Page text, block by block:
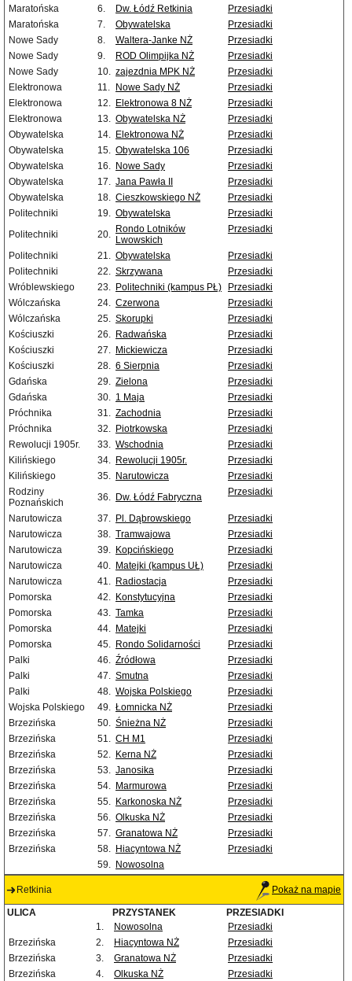
Maratońska
6. Dw. Łódź Retkinia
Przesiadki
Maratońska
7. Obywatelska
Przesiadki
Nowe Sady
8. Waltera-Janke NŻ
Przesiadki
Nowe Sady
9. ROD Olimpijka NŻ
Przesiadki
Nowe Sady
10. zajezdnia MPK NŻ
Przesiadki
Elektronowa
11. Nowe Sady NŻ
Przesiadki
Elektronowa
12. Elektronowa 8 NŻ
Przesiadki
Elektronowa
13. Obywatelska NŻ
Przesiadki
Obywatelska
14. Elektronowa NŻ
Przesiadki
Obywatelska
15. Obywatelska 106
Przesiadki
Obywatelska
16. Nowe Sady
Przesiadki
Obywatelska
17. Jana Pawła II
Przesiadki
Obywatelska
18. Cieszkowskiego NŻ
Przesiadki
Politechniki
19. Obywatelska
Przesiadki
Politechniki
20. Rondo Lotników
Lwowskich
Przesiadki
Politechniki 21. Obywatelska
Przesiadki
Politechniki
22. Skrzywana
Przesiadki
Wróblewskiego
23. Politechniki (kampus PŁ)
Przesiadki
Wólczańska
24. Czerwona
Przesiadki
Wólczańska
25. Skorupki
Przesiadki
Kościuszki
26. Radwańska
Przesiadki
Kościuszki
27. Mickiewicza
Przesiadki
Kościuszki
28. 6 Sierpnia
Przesiadki
Gdańska
29. Zielona
Przesiadki
Gdańska
30. 1 Maja
Przesiadki
Próchnika
31. Zachodnia
Przesiadki
Próchnika
32. Piotrkowska
Przesiadki
Rewolucji 1905r.
33. Wschodnia
Przesiadki
Kilińskiego
34. Rewolucji 1905r.
Przesiadki
Kilińskiego
35. Narutowicza
Przesiadki
Rodziny
Poznańskich
36. Dw. Łódź Fabryczna Przesiadki
Narutowicza 37. Pl. Dąbrowskiego
Przesiadki
Narutowicza
38. Tramwajowa
Przesiadki
Narutowicza
39. Kopcińskiego
Przesiadki
Narutowicza
40. Matejki (kampus UŁ)
Przesiadki
Narutowicza
41. Radiostacja
Przesiadki
Pomorska
42. Konstytucyjna
Przesiadki
Pomorska
43. Tamka
Przesiadki
Pomorska
44. Matejki
Przesiadki
Pomorska
45. Rondo Solidarności
Przesiadki
Palki
46. Źródłowa
Przesiadki
Palki
47. Smutna
Przesiadki
Palki
48. Wojska Polskiego
Przesiadki
Wojska Polskiego
49. Łomnicka NŻ
Przesiadki
Brzezińska
50. Śnieżna NŻ
Przesiadki
Brzezińska
51. CH M1
Przesiadki
Brzezińska
52. Kerna NŻ
Przesiadki
Brzezińska
53. Janosika
Przesiadki
Brzezińska
54. Marmurowa
Przesiadki
Brzezińska
55. Karkonoska NŻ
Przesiadki
Brzezińska
56. Olkuska NŻ
Przesiadki
Brzezińska
57. Granatowa NŻ
Przesiadki
Brzezińska
58. Hiacyntowa NŻ
Przesiadki
59. Nowosolna
Retkinia Pokaż na mapie
ULICA PRZYSTANEK
PRZESIADKI
1.
Nowosolna
Przesiadki
Brzezińska
2. Hiacyntowa NŻ
Przesiadki
Brzezińska
3. Granatowa NŻ
Przesiadki
Brzezińska
4. Olkuska NŻ
Przesiadki